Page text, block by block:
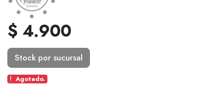
$ 4.900
Stock por sucursal
Agotado.